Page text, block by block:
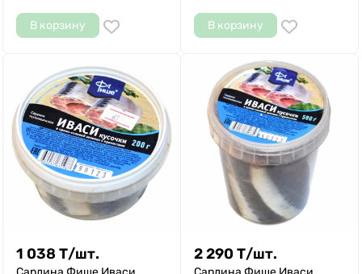
В корзину В корзину
1 038 Т/шт. 2 290 Т/шт.